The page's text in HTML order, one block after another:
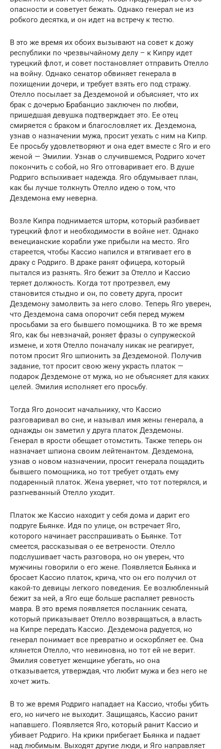
опасности и советует бежать. Однако генерал не из
робкого десятка, и он идет на встречу к тестю.
В это же время их обоих вызывают на совет к дожу
республики по чрезвычайному делу – к Кипру идет
турецкий флот, и совет постановляет отправить Отелло
на войну. Однако сенатор обвиняет генерала в
похищении дочери, и требует взять его под стражу.
Отелло посылает за Дездемоной и объясняет, что их
брак с дочерью Брабанцио заключен по любви,
пришедшая девушка подтверждает это. Ее отец
смиряется с браком и благословляет их. Дездемона,
узнав о назначении мужа, просит уехать с ним на Кипр.
Ее просьбу удовлетворяют и она едет вместе с Яго и его
женой — Эмилии. Узнав о случившемся, Родриго хочет
покончить с собой, но Яго отговаривает его. В душе
Родриго вспыхивает надежда. Яго обдумывает план,
как бы лучше толкнуть Отелло идею о том, что
Дездемона ему неверна.
Возле Кипра поднимается шторм, который разбивает
турецкий флот и необходимости в войне нет. Однако
венецианские корабли уже прибыли на место. Яго
стареется, чтобы Кассио напился и втягивает его в
драку с Родриго. В драке ранят офицера, который
пытался из разнять. Яго бежит за Отелло и Кассио
теряет должность. Когда тот протрезвел, ему
становится стыдно и он, по совету друга, просит
Дездемону замолвить за него слово. Теперь Яго уверен,
что Дездемона сама опорочит себя перед мужем
просьбами за его бывшего помощника. В то же время
Яго, как бы невзначай, роняет фразы о супружеской
измене, и хотя Отелло поначалу никак не реагирует,
потом просит Яго шпионить за Дездемоной. Получив
задание, тот просит свою жену украсть платок —
подарок Дездемоне от мужа, но не объясняет для каких
целей. Эмилия исполняет его просьбу.
Тогда Яго доносит начальнику, что Кассио
разговаривал во сне, и называл имя жены генерала, а
однажды он заметил у друга платок Дездемоны.
Генерал в ярости обещает отомстить. Также теперь он
назначает шпиона своим лейтенантом. Дездемона,
узнав о новом назначении, просит генерала пощадить
бывшего помощника, но тот требует отдать ему
подаренный платок. Жена уверяет, что тот потерялся, и
разгневанный Отелло уходит.
Платок же Кассио находит у себя дома и дарит его
подруге Бьянке. Идя по улице, он встречает Яго,
которого начинает расспрашивать о Бьянке. Тот
смеется, рассказывая о ее ветрености. Отелло
подслушивает часть разговора, но он уверен, что
мужчины говорили о его жене. Появляется Бьянка и
бросает Кассио платок, крича, что он его получил от
какой-то девицы легкого поведения. Ее возлюбленный
бежит за ней, а Яго еще больше распаляет ревность
мавра. В это время появляется посланник сената,
который приказывает Отелло возвращаться, а власть
на Кипре передать Кассио. Дездемона радуется, но
генерал понимает все превратно и оскорбляет ее. Она
клянется Отелло, что невиновна, но тот ей не верит.
Эмилия советует женщине убегать, но она
отказывается, утверждая, что любит мужа и без него не
хочет жить.
В то же время Родриго нападает на Кассио, чтобы убить
его, но ничего не выходит. Защищаясь, Кассио ранит
напавшего. Появляется Яго, который ранит Кассио и
убивает Родриго. На крики прибегает Бьянка и падает
над любимым. Выходят другие люди, и Яго направляет